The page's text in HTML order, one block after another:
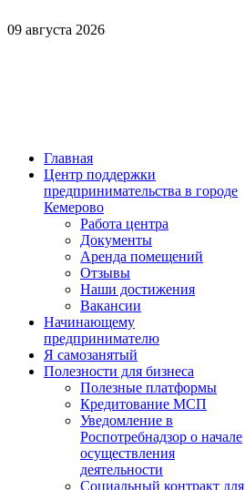
09 августа 2026
Главная
Центр поддержки
предпринимательства в городе
Кемерово
Работа центра
Документы
Аренда помещений
Отзывы
Наши достижения
Вакансии
Начинающему
предпринимателю
Я самозанятый
Полезности для бизнеса
Полезные платформы
Кредитование МСП
Уведомление в
Роспотребнадзор о начале
осуществления
деятельности
Социальный контракт для